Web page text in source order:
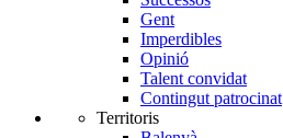
Gent
Imperdibles
Opinió
Talent convidat
Contingut patrocinat
Territoris